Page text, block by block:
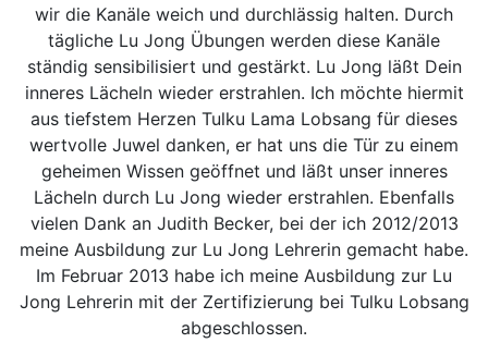
wir die Kanäle weich und durchlässig halten. Durch
tägliche Lu Jong Übungen werden diese Kanäle
ständig sensibilisiert und gestärkt. Lu Jong läßt Dein
inneres Lächeln wieder erstrahlen. Ich möchte hiermit
aus tiefstem Herzen Tulku Lama Lobsang für dieses
wertvolle Juwel danken, er hat uns die Tür zu einem
geheimen Wissen geöffnet und läßt unser inneres
Lächeln durch Lu Jong wieder erstrahlen. Ebenfalls
vielen Dank an Judith Becker, bei der ich 2012/2013
meine Ausbildung zur Lu Jong Lehrerin gemacht habe.
Im Februar 2013 habe ich meine Ausbildung zur Lu
Jong Lehrerin mit der Zertifizierung bei Tulku Lobsang
abgeschlossen.